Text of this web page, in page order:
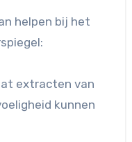
helpen bij het
kunnen